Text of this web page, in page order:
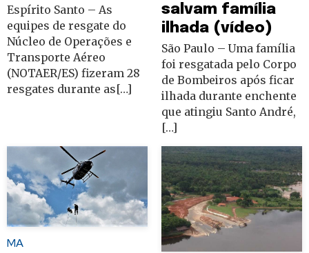
Espírito Santo – As
equipes de resgate do
Núcleo de Operações e
Transporte Aéreo
(NOTAER/ES) fizeram 28
resgates durante as[…]
salvam família
ilhada (vídeo)
São Paulo – Uma família
foi resgatada pelo Corpo
de Bombeiros após ficar
ilhada durante enchente
que atingiu Santo André,
[…]
MA